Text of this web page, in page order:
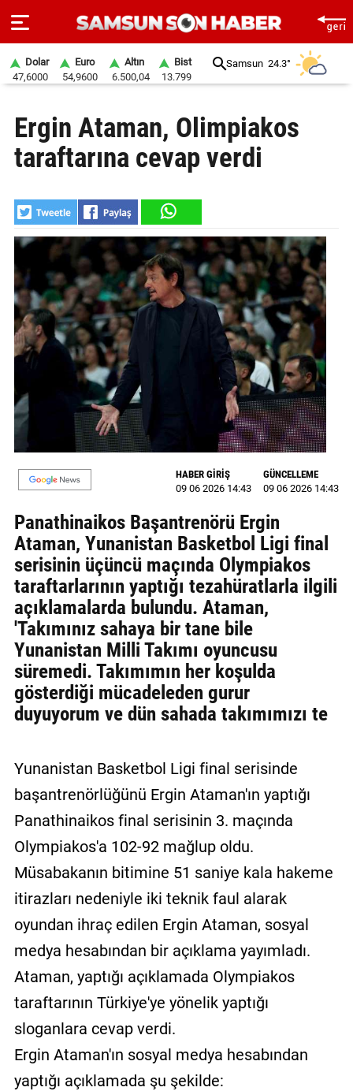
SAYFA
SAMSUN
SAMSUNSPOR
GÜNDEM
SİYASET
EKONOMİ
DÜNYA
MAGAZİN
GALERİ
VİDEO
YAZARLAR
BİZE
ULAŞIN
Künye
İletişim
Gizlilik
Politikası
Dolar
47,6000
Euro
54,9600
Altın
6.500,04
Bist
13.799
Samsun 24.3°
Ergin Ataman, Olimpiakos
taraftarına cevap verdi
HABER GİRİŞ
09 06 2026 14:43
GÜNCELLEME
09 06 2026 14:43
Panathinaikos Başantrenörü Ergin
Ataman, Yunanistan Basketbol Ligi final
serisinin üçüncü maçında Olympiakos
taraftarlarının yaptığı tezahüratlarla ilgili
açıklamalarda bulundu. Ataman,
'Takımınız sahaya bir tane bile
Yunanistan Milli Takımı oyuncusu
süremedi. Takımımın her koşulda
gösterdiği mücadeleden gurur
duyuyorum ve dün sahada takımımızı te
Yunanistan Basketbol Ligi final serisinde
başantrenörlüğünü Ergin Ataman'ın yaptığı
Panathinaikos final serisinin 3. maçında
Olympiakos'a 102-92 mağlup oldu.
Müsabakanın bitimine 51 saniye kala hakeme
itirazları nedeniyle iki teknik faul alarak
oyundan ihraç edilen Ergin Ataman, sosyal
medya hesabından bir açıklama yayımladı.
Ataman, yaptığı açıklamada Olympiakos
taraftarının Türkiye'ye yönelik yaptığı
sloganlara cevap verdi.
Ergin Ataman'ın sosyal medya hesabından
yaptığı açıklamada şu şekilde: